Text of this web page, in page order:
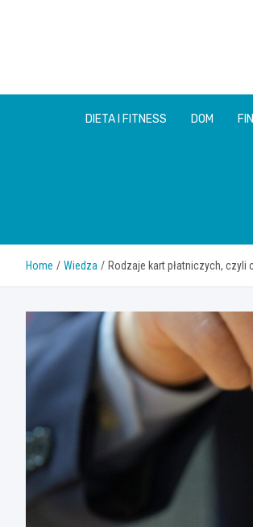
DIETA I FITNESS DOM
Home Wiedza Rodzaje kart płatniczych, czyli